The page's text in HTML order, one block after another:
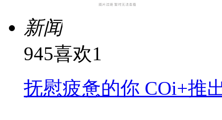
新闻
945喜欢1
抚慰疲惫的你 COi+推